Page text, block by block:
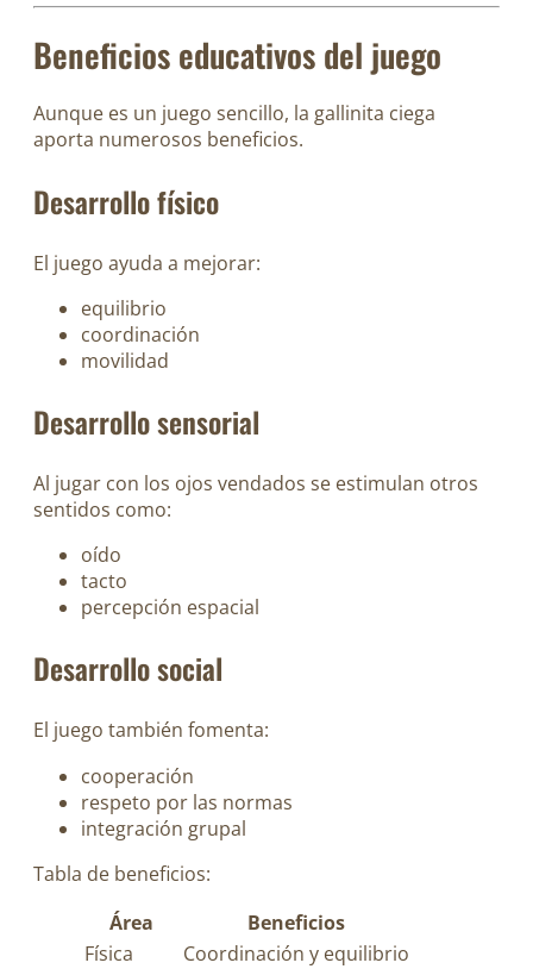
Beneficios educativos del juego
Aunque es un juego sencillo, la gallinita ciega
aporta numerosos beneficios.
Desarrollo físico
El juego ayuda a mejorar:
equilibrio
coordinación
movilidad
Desarrollo sensorial
Al jugar con los ojos vendados se estimulan otros
sentidos como:
oído
tacto
percepción espacial
Desarrollo social
El juego también fomenta:
cooperación
respeto por las normas
integración grupal
Tabla de beneficios:
Área
Beneficios
Física
Coordinación y equilibrio